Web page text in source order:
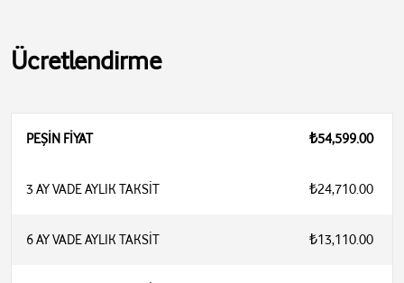
Ücretlendirme
PEŞİN FİYAT ₺54,599.00
3 AY VADE AYLIK TAKSİT ₺24,710.00
6 AY VADE AYLIK TAKSİT ₺13,110.00